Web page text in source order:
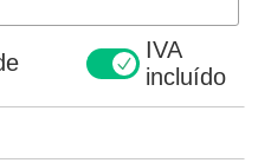
IVA
incluído